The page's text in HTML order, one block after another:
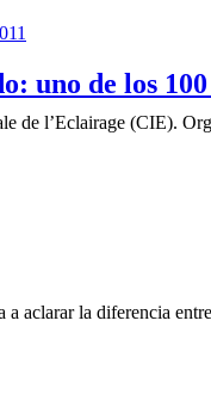
uno de los
de l’Eclairage (CIE).
aclarar la diferencia